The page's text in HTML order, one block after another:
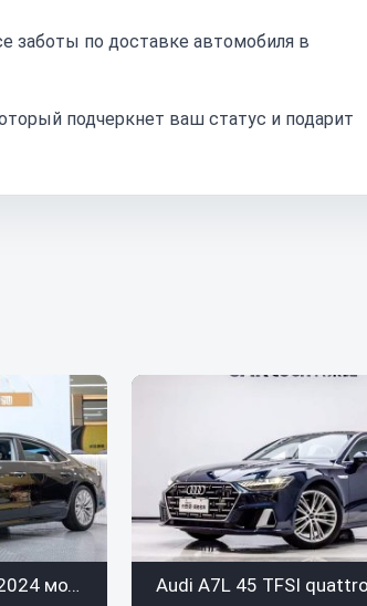
заботы по доставке автомобиля в
подчеркнет ваш статус и подарит
Audi A7L 45 TFSI S-line 2024 модельного года, комплектация "Zhùmèng" с пакетом "Liújīng"